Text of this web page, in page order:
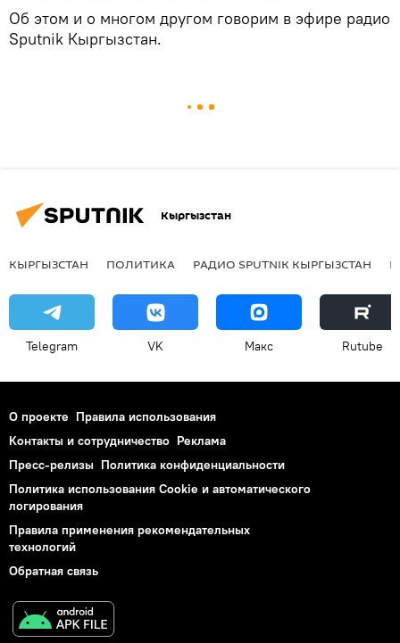
Об этом и о многом другом говорим в эфире радио
Sputnik Кыргызстан.
Кыргызстан
КЫРГЫЗСТАН ПОЛИТИКА РАДИО SPUTNIK КЫРГЫЗСТАН
Telegram VK Макс Rutube
О проекте Правила использования
Контакты и сотрудничество Реклама
Пресс-релизы Политика конфиденциальности
Политика использования Cookie и автоматического
логирования
Правила применения рекомендательных
технологий
Обратная связь